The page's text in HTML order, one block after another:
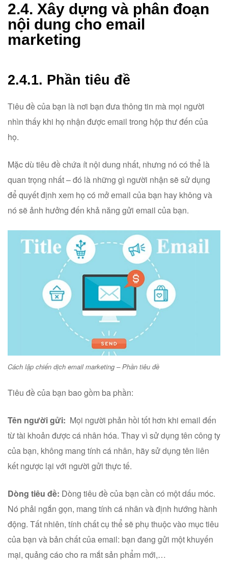
2.4. Xây dựng và phân đoạn
nội dung cho email
marketing
2.4.1. Phần tiêu đề
Tiêu đề của bạn là nơi bạn đưa thông tin mà mọi người
nhìn thấy khi họ nhận được email trong hộp thư đến của
họ.
Mặc dù tiêu đề chứa ít nội dung nhất, nhưng nó có thể là
quan trọng nhất – đó là những gì người nhận sẽ sử dụng
để quyết định xem họ có mở email của bạn hay không và
nó sẽ ảnh hưởng đến khả năng gửi email của bạn.
Cách lập chiến dịch email marketing – Phần tiêu đề
Tiêu đề của bạn bao gồm ba phần:
Tên người gửi: Mọi người phản hồi tốt hơn khi email đến
từ tài khoản được cá nhân hóa. Thay vì sử dụng tên công ty
của bạn, không mang tính cá nhân, hãy sử dụng tên liên
kết ngược lại với người gửi thực tế.
Dòng tiêu đề: Dòng tiêu đề của bạn cần có một dấu móc.
Nó phải ngắn gọn, mang tính cá nhân và định hướng hành
động. Tất nhiên, tính chất cụ thể sẽ phụ thuộc vào mục tiêu
của bạn và bản chất của email: bạn đang gửi một khuyến
mại, quảng cáo cho ra mắt sản phẩm mới,…